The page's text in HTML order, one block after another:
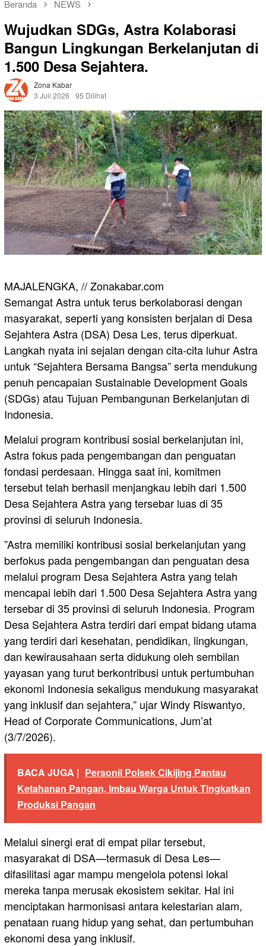
Beranda NEWS
Wujudkan SDGs, Astra Kolaborasi
Bangun Lingkungan Berkelanjutan di
1.500 Desa Sejahtera.
Zona Kabar
3 Juli 2026
95 Dilihat
​MAJALENGKA, // Zonakabar.com
Semangat Astra untuk terus berkolaborasi dengan
masyarakat, seperti yang konsisten berjalan di Desa
Sejahtera Astra (DSA) Desa Les, terus diperkuat.
Langkah nyata ini sejalan dengan cita-cita luhur Astra
untuk “Sejahtera Bersama Bangsa” serta mendukung
penuh pencapaian Sustainable Development Goals
(SDGs) atau Tujuan Pembangunan Berkelanjutan di
Indonesia.
​Melalui program kontribusi sosial berkelanjutan ini,
Astra fokus pada pengembangan dan penguatan
fondasi perdesaan. Hingga saat ini, komitmen
tersebut telah berhasil menjangkau lebih dari 1.500
Desa Sejahtera Astra yang tersebar luas di 35
provinsi di seluruh Indonesia.
​”Astra memiliki kontribusi sosial berkelanjutan yang
berfokus pada pengembangan dan penguatan desa
melalui program Desa Sejahtera Astra yang telah
mencapai lebih dari 1.500 Desa Sejahtera Astra yang
tersebar di 35 provinsi di seluruh Indonesia. Program
Desa Sejahtera Astra terdiri dari empat bidang utama
yang terdiri dari kesehatan, pendidikan, lingkungan,
dan kewirausahaan serta didukung oleh sembilan
yayasan yang turut berkontribusi untuk pertumbuhan
ekonomi Indonesia sekaligus mendukung masyarakat
yang inklusif dan sejahtera,” ujar Windy Riswantyo,
Head of Corporate Communications, Jum’at
(3/7/2026).
BACA JUGA | Personil Polsek Cikijing Pantau
Ketahanan Pangan, Imbau Warga Untuk Tingkatkan
Produksi Pangan
​Melalui sinergi erat di empat pilar tersebut,
masyarakat di DSA—termasuk di Desa Les—
difasilitasi agar mampu mengelola potensi lokal
mereka tanpa merusak ekosistem sekitar. Hal ini
menciptakan harmonisasi antara kelestarian alam,
penataan ruang hidup yang sehat, dan pertumbuhan
ekonomi desa yang inklusif.